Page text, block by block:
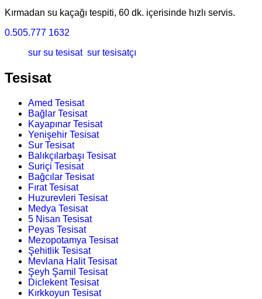
Kırmadan su kaçağı tespiti, 60 dk. içerisinde hızlı servis.
0.505.777 1632
sur su tesisat sur tesisatçı
Tesisat
Amed Tesisat
Bağlar Tesisat
Kayapınar Tesisat
Yenişehir Tesisat
Sur Tesisat
Balıkçılarbaşı Tesisat
Suriçi Tesisat
Bağcılar Tesisat
Fırat Tesisat
Huzurevleri Tesisat
Medya Tesisat
5 Nisan Tesisat
Peyas Tesisat
Mezopotamya Tesisat
Şehitlik Tesisat
Mevlana Halit Tesisat
Şeyh Şamil Tesisat
Diclekent Tesisat
Kırkkoyun Tesisat